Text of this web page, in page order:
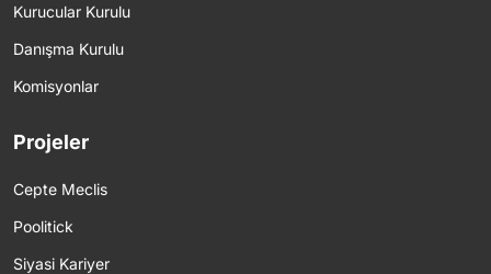
Kurucular Kurulu
Danışma Kurulu
Komisyonlar
Projeler
Cepte Meclis
Poolitick
Siyasi Kariyer